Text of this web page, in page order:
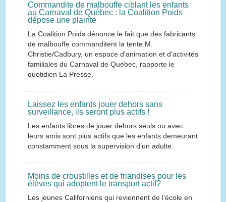
Commandite de malbouffe ciblant les enfants
au Carnaval de Québec : la Coalition Poids
dépose une plainte
La Coalition Poids dénonce le fait que des fabricants
de malbouffe commanditent la tente M.
Christie/Cadbury, un espace d'animation et d'activités
familiales du Carnaval de Québec, rapporte le
quotidien La Presse.
Laissez les enfants jouer dehors sans
surveillance, ils seront plus actifs !
Les enfants libres de jouer dehors seuls ou avec
leurs amis sont plus actifs que les enfants demeurant
constamment sous la supervision d’un adulte.
Moins de croustilles et de friandises pour les
élèves qui adoptent le transport actif?
Les jeunes Californiens qui reviennent de l’école en